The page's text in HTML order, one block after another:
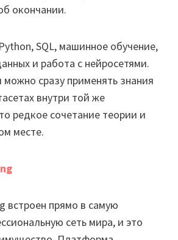
окончании.
SQL, машинное обучение,
и работа с нейросетями.
можно сразу применять знания
внутри той же
редкое сочетание теории и
месте.
встроен прямо в самую
сеть мира, и это